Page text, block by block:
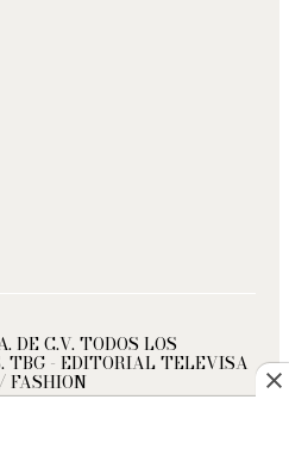
DE C.V. TODOS LOS
TBG - EDITORIAL TELEVISA
FASHION